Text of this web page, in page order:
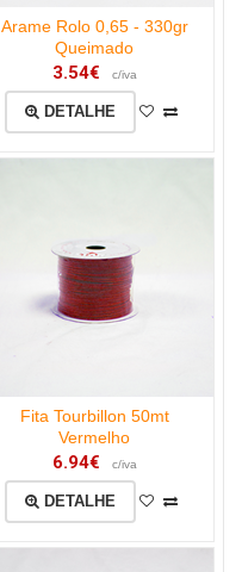
Arame Rolo 0,65 - 330gr
Queimado
3.54€ c/iva
DETALHE
Fita Tourbillon 50mt
Vermelho
6.94€ c/iva
DETALHE